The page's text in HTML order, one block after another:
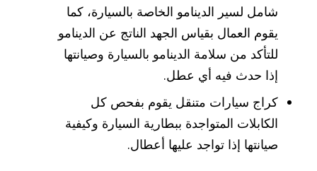
شامل لسير الدينامو الخاصة بالسيارة، كما
يقوم العمال بقياس الجهد الناتج عن الدينامو
للتأكد من سلامة الدينامو بالسيارة وصيانتها
إذا حدث فيه أي عطل.
كراج سيارات متنقل يقوم بفحص كل
الكابلات المتواجدة ببطارية السيارة وكيفية
صيانتها إذا تواجد عليها أعطال.